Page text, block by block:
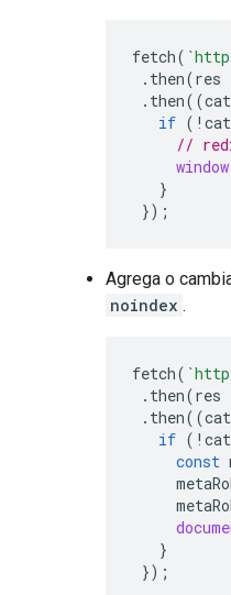
fetch(
. then(res
. then((cat
if ( ! cat
//
window
}
});
Agrega o
noindex .
fetch(
. then(res
. then((cat
if ( ! cat
const
}
});